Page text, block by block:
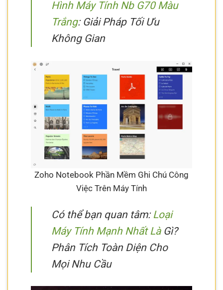
Hình Máy Tính Nb G70 Màu
Trắng: Giải Pháp Tối Ưu
Không Gian
Zoho Notebook Phần Mềm Ghi Chú Công
Việc Trên Máy Tính
Có thể bạn quan tâm:Loại
Máy Tính Mạnh Nhất LàGì?
Phân Tích Toàn Diện Cho
Mọi Nhu Cầu